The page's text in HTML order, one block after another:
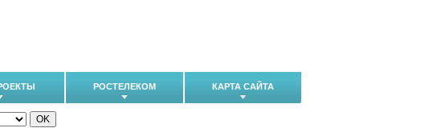
РОСТЕЛЕКОМ КАРТА САЙТА